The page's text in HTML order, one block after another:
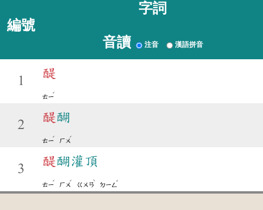
編號
字詞
音讀 注音 漢語拼音
1
醍
ㄊㄧ
ˊ
2
醍醐
ㄊㄧ
ˊ
ㄏㄨ
ˊ
3
醍醐灌頂
ㄊㄧ
ˊ
ㄏㄨ
ˊ
ㄍㄨㄢ
ˋ
ㄉㄧㄥ
ˇ